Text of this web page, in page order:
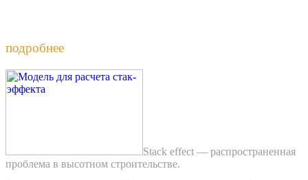
подробнее
Stack effect — распространенная
проблема в высотном строительстве.